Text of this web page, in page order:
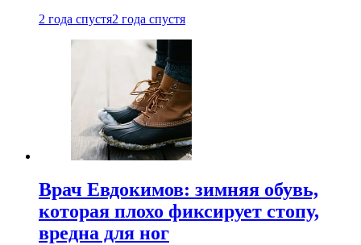
2 года спустя2 года спустя
Врач Евдокимов: зимняя обувь,
которая плохо фиксирует стопу,
вредна для ног